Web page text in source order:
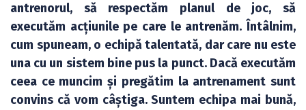
antrenorul, să respectăm planul de joc, să
executăm acțiunile pe care le antrenăm. Întâlnim,
cum spuneam, o echipă talentată, dar care nu este
una cu un sistem bine pus la punct. Dacă executăm
ceea ce muncim și pregătim la antrenament sunt
convins că vom câștiga. Suntem echipa mai bună,